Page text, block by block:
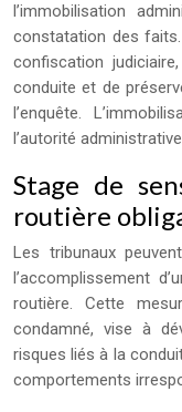
l’immobilisation
constatation des
confiscation
conduite et de
l’enquête.
l’autorité
Stage de
routière
Les tribunaux
l’accomplissement
routière. Cette
condamné, vise à
risques liés à la
comportements